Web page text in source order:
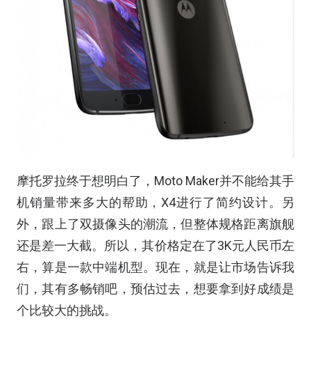
摩托罗拉终于想明白了，Moto Maker并不能给其手
机销量带来多大的帮助，X4进行了简约设计。另
外，跟上了双摄像头的潮流，但整体规格距离旗舰
还是差一大截。所以，其价格定在了3K元人民币左
右，算是一款中端机型。现在，就是让市场告诉我
们，其有多畅销吧，预估过去，想要拿到好成绩是
个比较大的挑战。